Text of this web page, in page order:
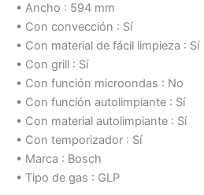
• Ancho : 594 mm
• Con convección : Sí
• Con material de fácil limpieza : Sí
• Con grill : Sí
• Con función microondas : No
• Con función autolimpiante : Sí
• Con material autolimpiante : Sí
• Con temporizador : Sí
• Marca : Bosch
• Tipo de gas : GLP